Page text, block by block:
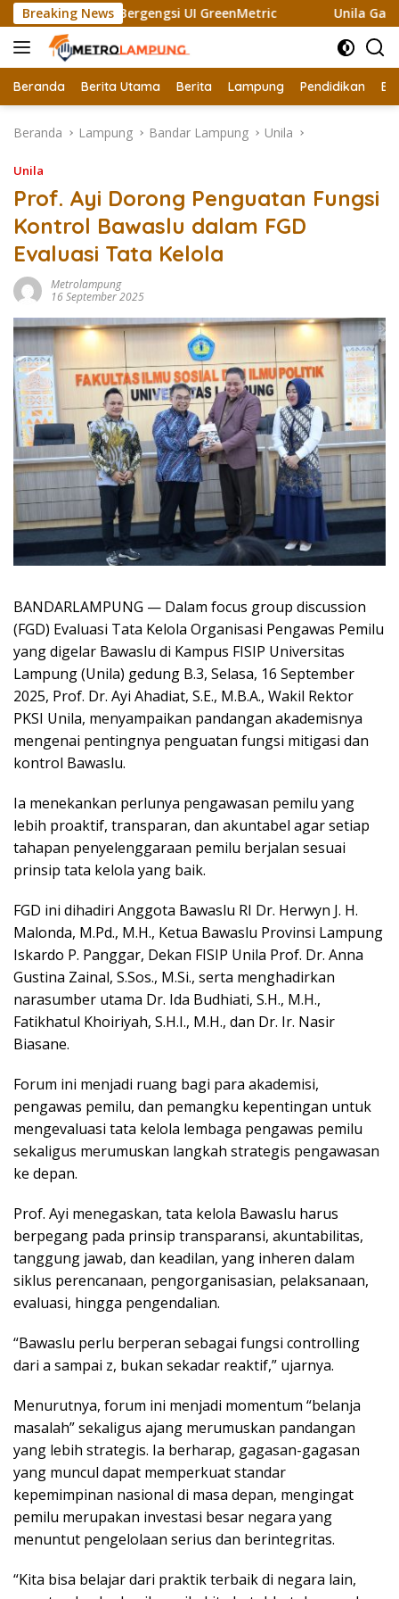
Langsung
ke
konten
Breaking News
Sertifikat Bergengsi UI GreenMetric Unila
Beranda Berita Utama Berita Lampung Pendidikan
Beranda Lampung Bandar Lampung Unila
Unila
Prof. Ayi Dorong Penguatan Fungsi
Kontrol Bawaslu dalam FGD
Evaluasi Tata Kelola
Metrolampung
16 September 2025
BANDARLAMPUNG — Dalam focus group discussion
(FGD) Evaluasi Tata Kelola Organisasi Pengawas Pemilu
yang digelar Bawaslu di Kampus FISIP Universitas
Lampung (Unila) gedung B.3, Selasa, 16 September
2025, Prof. Dr. Ayi Ahadiat, S.E., M.B.A., Wakil Rektor
PKSI Unila, menyampaikan pandangan akademisnya
mengenai pentingnya penguatan fungsi mitigasi dan
kontrol Bawaslu.
Ia menekankan perlunya pengawasan pemilu yang
lebih proaktif, transparan, dan akuntabel agar setiap
tahapan penyelenggaraan pemilu berjalan sesuai
prinsip tata kelola yang baik.
FGD ini dihadiri Anggota Bawaslu RI Dr. Herwyn J. H.
Malonda, M.Pd., M.H., Ketua Bawaslu Provinsi Lampung
Iskardo P. Panggar, Dekan FISIP Unila Prof. Dr. Anna
Gustina Zainal, S.Sos., M.Si., serta menghadirkan
narasumber utama Dr. Ida Budhiati, S.H., M.H.,
Fatikhatul Khoiriyah, S.H.I., M.H., dan Dr. Ir. Nasir
Biasane.
Forum ini menjadi ruang bagi para akademisi,
pengawas pemilu, dan pemangku kepentingan untuk
mengevaluasi tata kelola lembaga pengawas pemilu
sekaligus merumuskan langkah strategis pengawasan
ke depan.
Prof. Ayi menegaskan, tata kelola Bawaslu harus
berpegang pada prinsip transparansi, akuntabilitas,
tanggung jawab, dan keadilan, yang inheren dalam
siklus perencanaan, pengorganisasian, pelaksanaan,
evaluasi, hingga pengendalian.
“Bawaslu perlu berperan sebagai fungsi controlling
dari a sampai z, bukan sekadar reaktif,” ujarnya.
Menurutnya, forum ini menjadi momentum “belanja
masalah” sekaligus ajang merumuskan pandangan
yang lebih strategis. Ia berharap, gagasan-gagasan
yang muncul dapat memperkuat standar
kepemimpinan nasional di masa depan, mengingat
pemilu merupakan investasi besar negara yang
menuntut pengelolaan serius dan berintegritas.
“Kita bisa belajar dari praktik terbaik di negara lain,